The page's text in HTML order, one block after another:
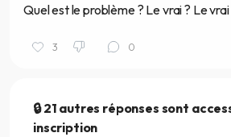
Quel est le problème ? Le vrai ? Le vrai
3 0
🔒 21 autres réponses sont
inscription